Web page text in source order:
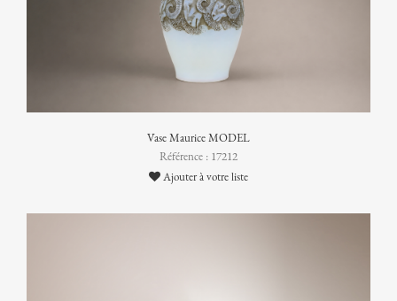
Vase Maurice MODEL
Référence : 17212
Ajouter à votre liste